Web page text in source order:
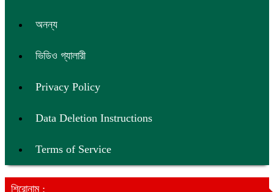
অনন্য
ভিডিও গ্যালারী
Privacy Policy
Data Deletion Instructions
Terms of Service
শিরোনাম :